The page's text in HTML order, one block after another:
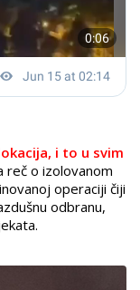
i to u svim
reč o izolovanom
operaciji čiji
odbranu,